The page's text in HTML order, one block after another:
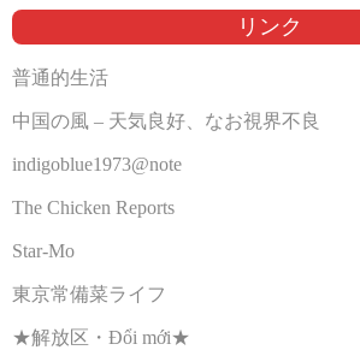
リンク
普通的生活
中国の風 – 天気良好、なお視界不良
indigoblue1973@note
The Chicken Reports
Star-Mo
東京常備菜ライフ
★解放区・Đổi mới★